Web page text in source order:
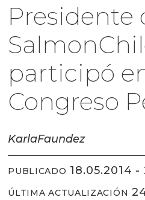
Presidente
participó
Congreso
KarlaFaundez
PUBLICADO 18.05.2014
ÚLTIMA ACTUALIZACIÓN